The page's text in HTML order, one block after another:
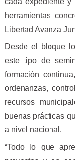
herramientas
Libertad Avanza
Desde el bloque
este tipo de
formación
ordenanzas,
recursos
buenas prácticas
a nivel nacional.
“Todo lo que